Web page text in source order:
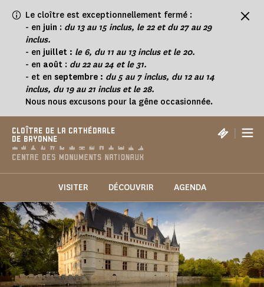
Le cloître est exceptionnellement fermé :
- en juin : du 13 au 15 inclus, le 22 et du 27 au 29
inclus.
- en juillet : le 6, du 11 au 13 inclus et le 20.
- en août : du 22 au 24 et le 31.
- et en septembre : du 5 au 7 inclus, du 12 au 14
inclus, du 19 au 21 inclus et le 28.
Nous nous excusons pour la gêne occasionnée.
CLOÎTRE DE LA CATHÉDRALE
DE BAYONNE
|
VISITER DÉCOUVRIR AGENDA